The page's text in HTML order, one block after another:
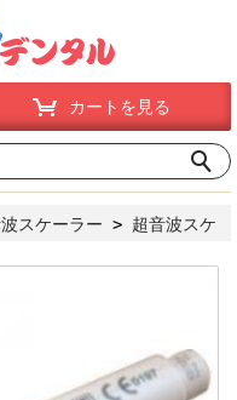
カートを見る
スケーラー > 超音波スケ